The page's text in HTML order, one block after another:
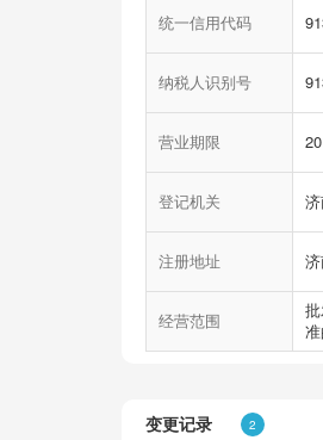
统一信用代码
纳税人识别号
营业期限
登记机关
注册地址
经营范围
变更记录 2